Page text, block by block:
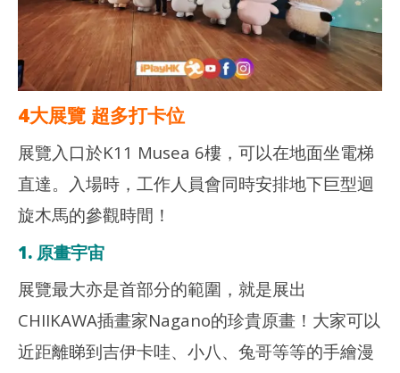
香
港
愛
港
玩
生
4大展覽 超多打卡位
展覽入口於K11 Musea 6樓，可以在地面坐電梯
直達。入場時，工作人員會同時安排地下巨型迴
旋木馬的參觀時間！
1. 原畫宇宙
展覽最大亦是首部分的範圍，就是展出
CHIIKAWA插畫家Nagano的珍貴原畫！大家可以
近距離睇到吉伊卡哇、小八、兔哥等等的手繪漫